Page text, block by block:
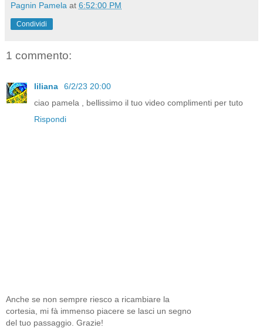
Pagnin Pamela at 6:52:00 PM
Condividi
1 commento:
liliana
6/2/23 20:00
ciao pamela , bellissimo il tuo video complimenti per tuto
Rispondi
Anche se non sempre riesco a ricambiare la
cortesia, mi fà immenso piacere se lasci un segno
del tuo passaggio. Grazie!